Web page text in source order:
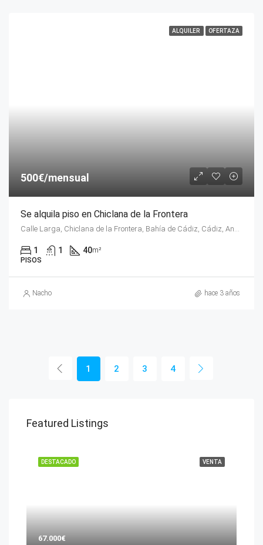
ALQUILER OFERTAZA
500€/mensual
Se alquila piso en Chiclana de la Frontera
Calle Larga, Chiclana de la Frontera, Bahía de Cádiz, Cádiz, Andalucía, 11130, España
1 1 40m²
PISOS
Nacho hace 3 años
1 2 3 4
Featured Listings
VENTA
DESTACADO
67.000€